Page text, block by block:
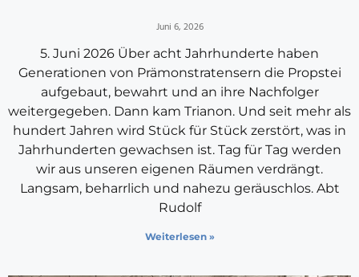
Juni 6, 2026
5. Juni 2026 Über acht Jahrhunderte haben
Generationen von Prämonstratensern die Propstei
aufgebaut, bewahrt und an ihre Nachfolger
weitergegeben. Dann kam Trianon. Und seit mehr als
hundert Jahren wird Stück für Stück zerstört, was in
Jahrhunderten gewachsen ist. Tag für Tag werden
wir aus unseren eigenen Räumen verdrängt.
Langsam, beharrlich und nahezu geräuschlos. Abt
Rudolf
Weiterlesen »